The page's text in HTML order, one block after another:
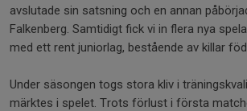
avslutade sin satsning och en annan
Falkenberg. Samtidigt fick vi in flera nya
med ett rent juniorlag, bestående av killar
Under säsongen togs stora kliv i
märktes i spelet. Trots förlust i första